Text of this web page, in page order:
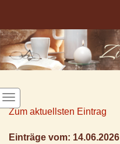
Zum aktuellsten Eintrag
Einträge vom: 14.06.2026